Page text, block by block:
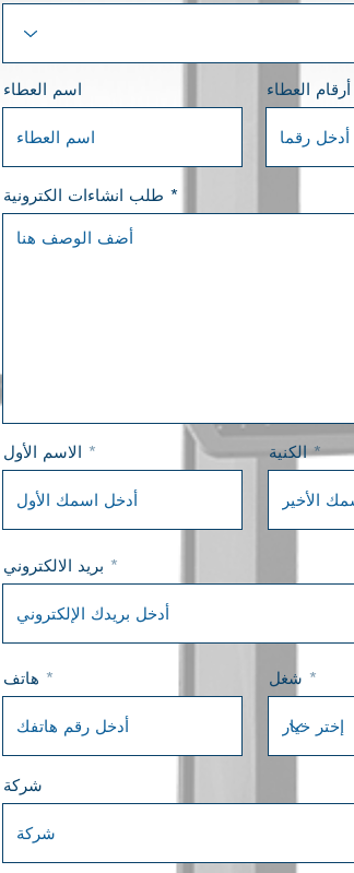
اسم العطاء أرقام العطاء
طلب انشاءات الكترونية
الاسم الأول الكنية
بريد الالكتروني
هاتف شغل
شركة